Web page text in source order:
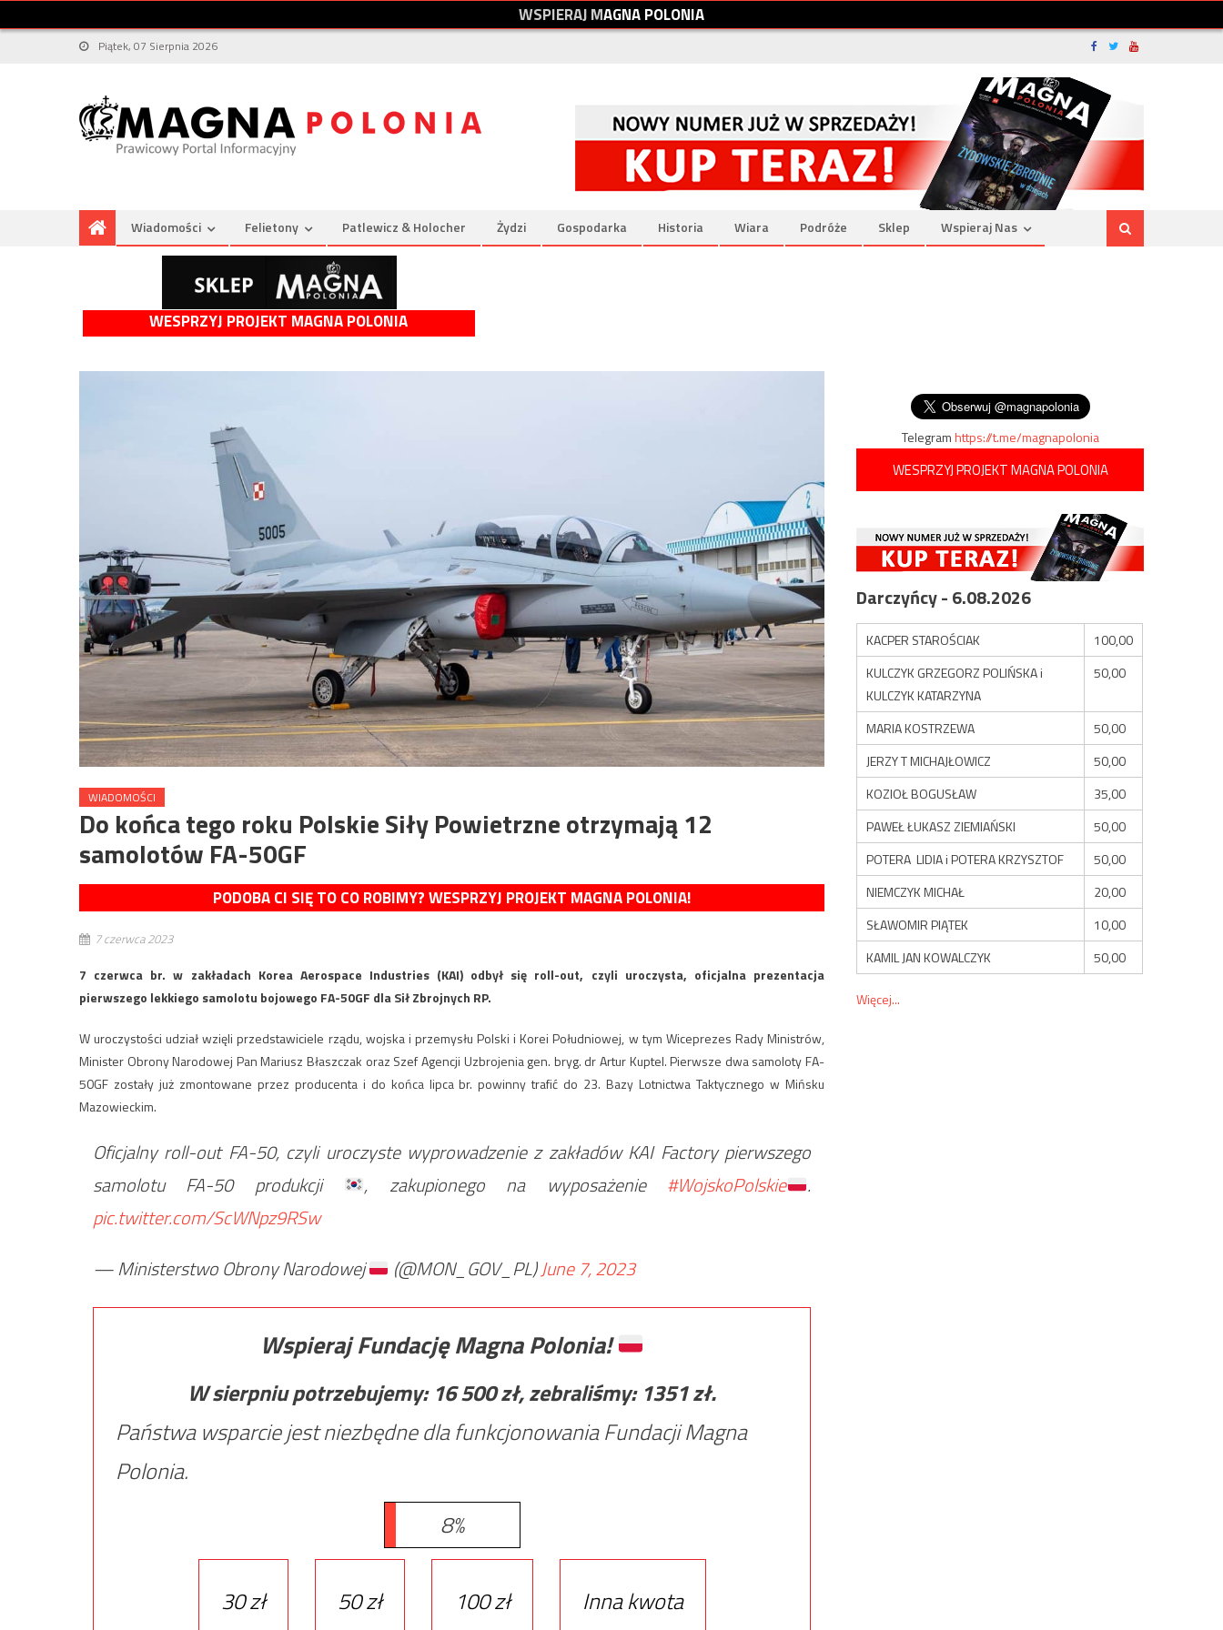
WSPIERAJMAGNAPOLONIA
Piątek, 07 Sierpnia 2026
Wiadomości Felietony Patlewicz & Holocher Żydzi Gospodarka Historia Wiara Podróże Sklep Wspieraj Nas
WESPRZYJ PROJEKT MAGNA POLONIA
WIADOMOŚCI
Do końca tego roku Polskie Siły Powietrzne otrzymają 12
samolotów FA-50GF
PODOBA CI SIĘ TO CO ROBIMY? WESPRZYJ PROJEKT MAGNA POLONIA!
7 czerwca 2023
7 czerwca br. w zakładach Korea Aerospace Industries (KAI) odbył się roll-out, czyli uroczysta, oficjalna prezentacja
pierwszego lekkiego samolotu bojowego FA-50GF dla Sił Zbrojnych RP.
W uroczystości udział wzięli przedstawiciele rządu, wojska i przemysłu Polski i Korei Południowej, w tym Wiceprezes Rady Ministrów,
Minister Obrony Narodowej Pan Mariusz Błaszczak oraz Szef Agencji Uzbrojenia gen. bryg. dr Artur Kuptel. Pierwsze dwa samoloty FA-
50GF zostały już zmontowane przez producenta i do końca lipca br. powinny trafić do 23. Bazy Lotnictwa Taktycznego w Mińsku
Mazowieckim.
Oficjalny roll-out FA-50, czyli uroczyste wyprowadzenie z zakładów KAI Factory pierwszego
samolotu FA-50 produkcji
, zakupionego na wyposażenie #WojskoPolskie
.
pic.twitter.com/ScWNpz9RSw
— Ministerstwo Obrony Narodowej
(@MON_GOV_PL)June 7, 2023
Wspieraj Fundację Magna Polonia!
W sierpniu potrzebujemy: 16 500zł, zebraliśmy: 1351zł.
Państwa wsparcie jest niezbędne dla funkcjonowania Fundacji Magna
Polonia.
8%
30 zł 50 zł 100 zł Inna kwota
Telegramhttps://t.me/magnapolonia
WESPRZYJ PROJEKT MAGNA POLONIA
Darczyńcy - 6.08.2026
KACPER STAROŚCIAK
100,00
KULCZYK GRZEGORZ POLIŃSKA i
KULCZYK KATARZYNA
50,00
MARIA KOSTRZEWA
50,00
JERZY T MICHAJŁOWICZ
50,00
KOZIOŁ BOGUSŁAW
35,00
PAWEŁ ŁUKASZ ZIEMIAŃSKI
50,00
POTERA LIDIA i POTERA KRZYSZTOF
50,00
NIEMCZYK MICHAŁ
20,00
SŁAWOMIR PIĄTEK
10,00
KAMIL JAN KOWALCZYK
50,00
Więcej...